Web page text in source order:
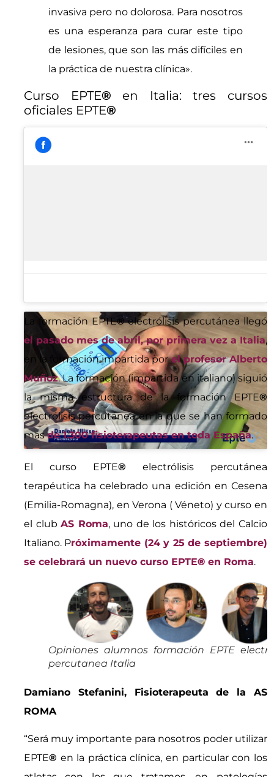
invasiva pero no dolorosa. Para nosotros
es una esperanza para curar este tipo
de lesiones, que son las más difíciles en
la práctica de nuestra clínica».
Curso EPTE® en Italia: tres cursos
oficiales EPTE®
La formación EPTE®electrólisis percutánea llegó
el pasado mes de abril, por primera vez a Italia,
en la formación impartida porel profesor Alberto
Muñoz. La formación (impartida en italiano) siguió
la misma estructura de la formación EPTE®
electrólisis percutánea en la que se han formado
másde 1.300 fisioterapeutas en toda España.
El curso EPTE® electrólisis percutánea
terapéutica ha celebrado una edición en Cesena
(Emilia-Romagna), en Verona ( Véneto) y curso en
el clubAS Roma, uno de los históricos del Calcio
Italiano. Próximamente (24 y 25 de septiembre)
se celebrará un nuevo curso EPTE®en Roma.
Opiniones alumnos formación EPTE
percutanea Italia
Damiano Stefanini, Fisioterapeuta de la AS
ROMA
“Será muy importante para nosotros poder utilizar
EPTE® en la práctica clínica, en particular con los